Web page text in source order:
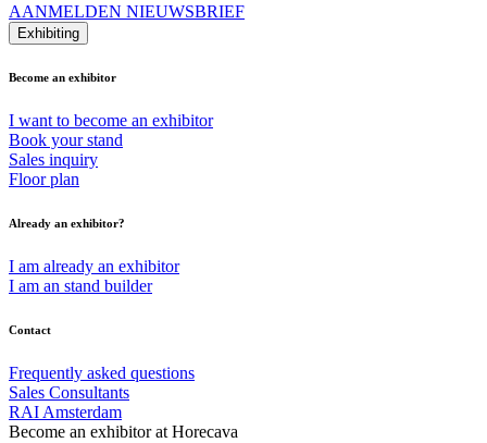
AANMELDEN NIEUWSBRIEF
Exhibiting
Become an exhibitor
I want to become an exhibitor
Book your stand
Sales inquiry
Floor plan
Already an exhibitor?
I am already an exhibitor
I am an stand builder
Contact
Frequently asked questions
Sales Consultants
RAI Amsterdam
Become an exhibitor at Horecava